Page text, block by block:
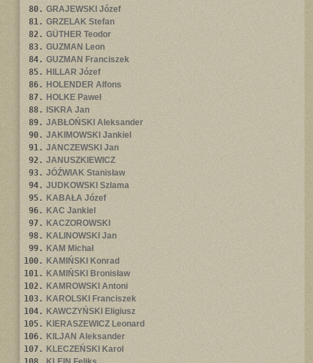
80. GRAJEWSKI Józef
81. GRZELAK Stefan
82. GÜTHER Teodor
83. GUZMAN Leon
84. GUZMAN Franciszek
85. HILLAR Józef
86. HOLENDER Alfons
87. HOLKE Paweł
88.
ISKRA Jan
89. JABŁOŃSKI Aleksander
90. JAKIMOWSKI Jankiel
91. JANCZEWSKI Jan
92. JANUSZKIEWICZ
93. JÓŹWIAK Stanisław
94. JUDKOWSKI Szlama
95. KABAŁA Józef
96. KAC Jankiel
97. KACZOROWSKI
98. KALINOWSKI Jan
99. KAM Michał
100. KAMIŃSKI Konrad
101. KAMIŃSKI Bronisław
102. KAMROWSKI Antoni
103. KAROLSKI Franciszek
104. KAWCZYŃSKI Eligiusz
105. KIERASZEWICZ Leonard
106. KILJAN Aleksander
107. KLECZEŃSKI Karol